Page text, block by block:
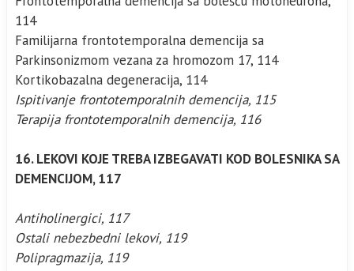
114
Familijarna frontotemporalna demencija sa
Parkinsonizmom vezana za hromozom 17, 114
Kortikobazalna degeneracija, 114
Ispitivanje frontotemporalnih demencija, 115
Terapija frontotemporalnih demencija, 116
16. LEKOVI KOJE TREBA IZBEGAVATI KOD BOLESNIKA SA
DEMENCIJOM, 117
Antiholinergici, 117
Ostali nebezbedni lekovi, 119
Polipragmazija, 119